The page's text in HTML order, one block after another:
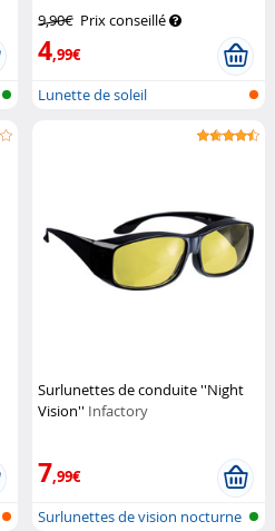
9,90€ Prix conseillé
4,99€
Lunette de soleil
Surlunettes de conduite ''Night
Vision'' Infactory
7,99€
Surlunettes de vision nocturne